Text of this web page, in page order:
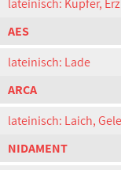
lateinisch: Kupfer, Erz
AES
lateinisch: Lade
ARCA
lateinisch: Laich,
NIDAMENT